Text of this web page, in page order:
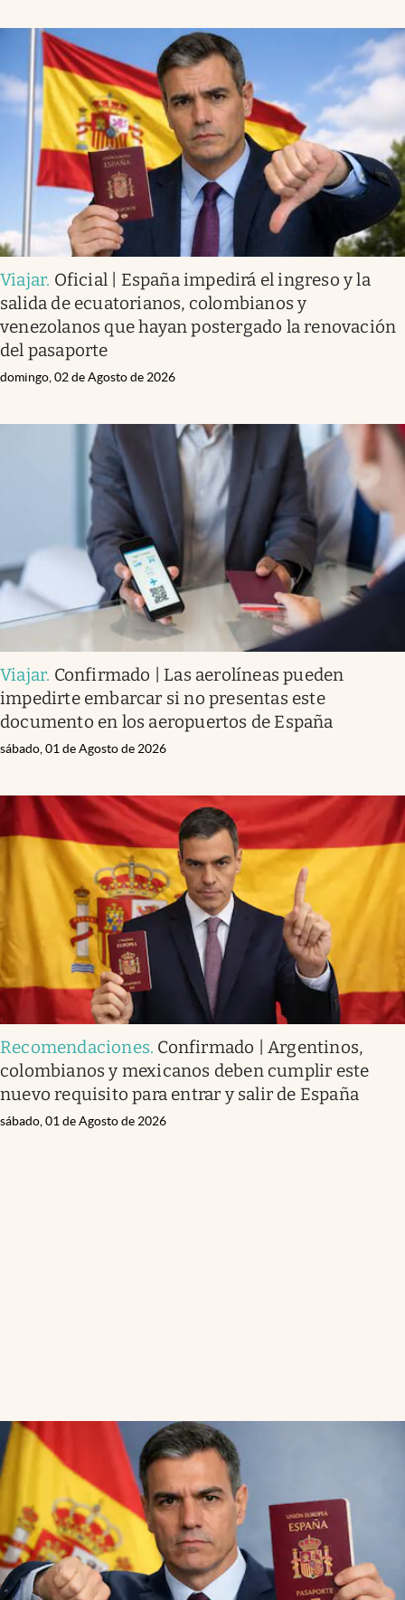
Viajar. Oficial | España impedirá el ingreso y la
salida de ecuatorianos, colombianos y
venezolanos que hayan postergado la renovación
del pasaporte
domingo, 02 de Agosto de 2026
Viajar. Confirmado | Las aerolíneas pueden
impedirte embarcar si no presentas este
documento en los aeropuertos de España
sábado, 01 de Agosto de 2026
Recomendaciones. Confirmado | Argentinos,
colombianos y mexicanos deben cumplir este
nuevo requisito para entrar y salir de España
sábado, 01 de Agosto de 2026